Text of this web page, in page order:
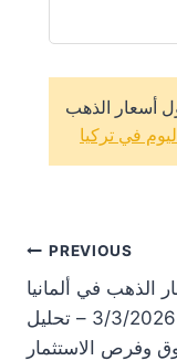
أسعار الذهب
في تركيا
PREVIOUS
الذهب في ألمانيا
اليوم 3/3/2026 – تحليل
وفرص الاستثمار